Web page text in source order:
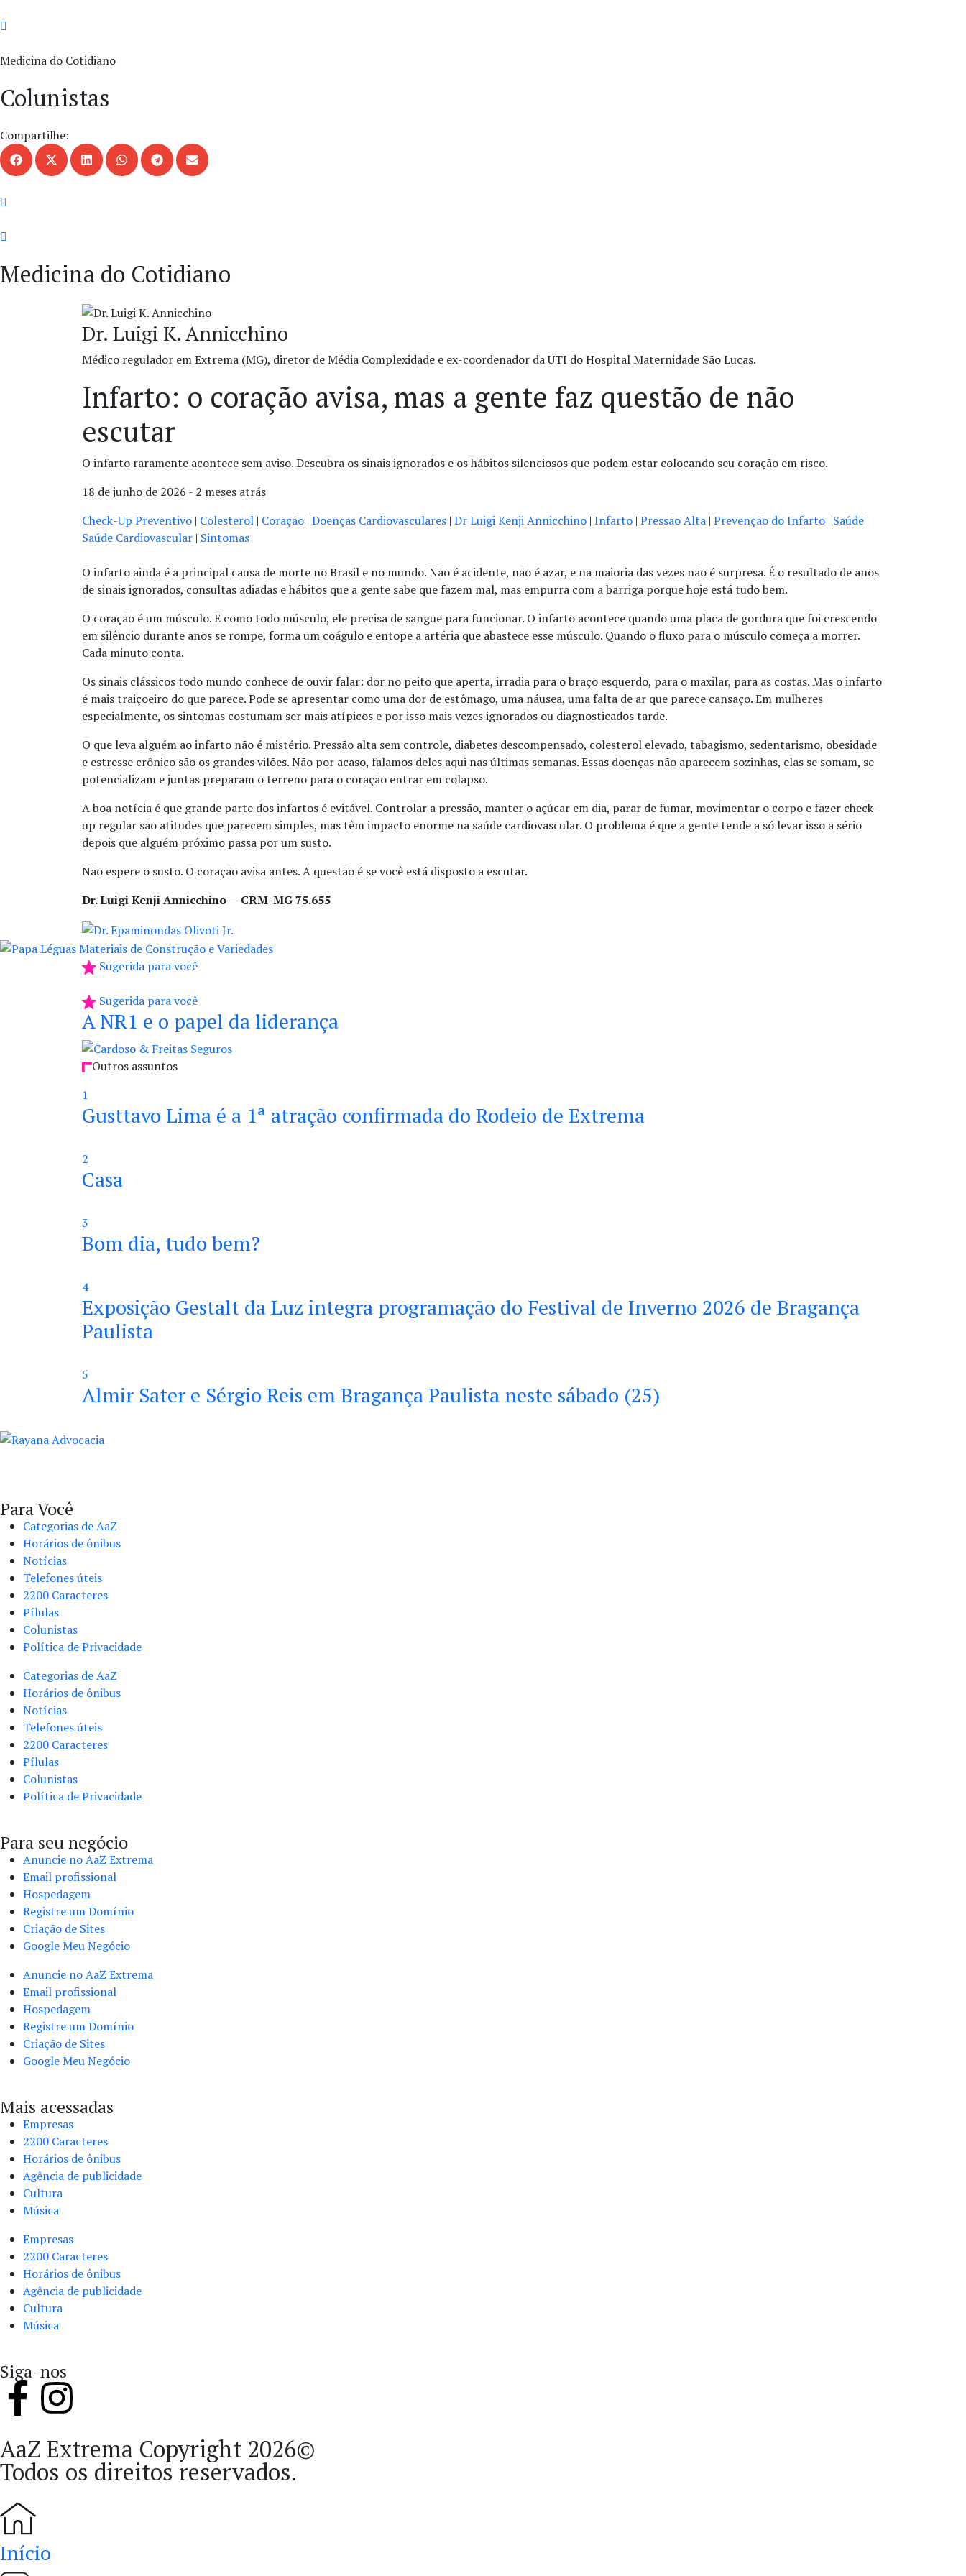
Medicina do Cotidiano
Colunistas
Compartilhe:
Medicina do Cotidiano
Dr. Luigi K. Annicchino
Médico regulador em Extrema (MG), diretor de Média Complexidade e ex-coordenador da UTI do Hospital Maternidade São Lucas.
Infarto: o coração avisa, mas a gente faz questão de não
escutar
O infarto raramente acontece sem aviso. Descubra os sinais ignorados e os hábitos silenciosos que podem estar colocando seu coração em risco.
18 de junho de 2026 - 2 meses atrás
Check-Up Preventivo | Colesterol | Coração | Doenças Cardiovasculares | Dr Luigi Kenji Annicchino | Infarto | Pressão Alta | Prevenção do Infarto | Saúde |
Saúde Cardiovascular | Sintomas
O infarto ainda é a principal causa de morte no Brasil e no mundo. Não é acidente, não é azar, e na maioria das vezes não é surpresa. É o resultado de anos
de sinais ignorados, consultas adiadas e hábitos que a gente sabe que fazem mal, mas empurra com a barriga porque hoje está tudo bem.
O coração é um músculo. E como todo músculo, ele precisa de sangue para funcionar. O infarto acontece quando uma placa de gordura que foi crescendo
em silêncio durante anos se rompe, forma um coágulo e entope a artéria que abastece esse músculo. Quando o fluxo para o músculo começa a morrer.
Cada minuto conta.
Os sinais clássicos todo mundo conhece de ouvir falar: dor no peito que aperta, irradia para o braço esquerdo, para o maxilar, para as costas. Mas o infarto
é mais traiçoeiro do que parece. Pode se apresentar como uma dor de estômago, uma náusea, uma falta de ar que parece cansaço. Em mulheres
especialmente, os sintomas costumam ser mais atípicos e por isso mais vezes ignorados ou diagnosticados tarde.
O que leva alguém ao infarto não é mistério. Pressão alta sem controle, diabetes descompensado, colesterol elevado, tabagismo, sedentarismo, obesidade
e estresse crônico são os grandes vilões. Não por acaso, falamos deles aqui nas últimas semanas. Essas doenças não aparecem sozinhas, elas se somam, se
potencializam e juntas preparam o terreno para o coração entrar em colapso.
A boa notícia é que grande parte dos infartos é evitável. Controlar a pressão, manter o açúcar em dia, parar de fumar, movimentar o corpo e fazer check-
up regular são atitudes que parecem simples, mas têm impacto enorme na saúde cardiovascular. O problema é que a gente tende a só levar isso a sério
depois que alguém próximo passa por um susto.
Não espere o susto. O coração avisa antes. A questão é se você está disposto a escutar.
Dr. Luigi Kenji Annicchino — CRM-MG 75.655
Sugerida para você
Sugerida para você
A NR1 e o papel da liderança
Outros assuntos
1
Gusttavo Lima é a 1ª atração confirmada do Rodeio de Extrema
2
Casa
3
Bom dia, tudo bem?
4
Exposição Gestalt da Luz integra programação do Festival de Inverno 2026 de Bragança
Paulista
5
Almir Sater e Sérgio Reis em Bragança Paulista neste sábado (25)
Para Você
Categorias de AaZ
Horários de ônibus
Notícias
Telefones úteis
2200 Caracteres
Pílulas
Colunistas
Política de Privacidade
Categorias de AaZ
Horários de ônibus
Notícias
Telefones úteis
2200 Caracteres
Pílulas
Colunistas
Política de Privacidade
Para seu negócio​
Anuncie no AaZ Extrema
Email profissional
Hospedagem
Registre um Domínio
Criação de Sites
Google Meu Negócio
Anuncie no AaZ Extrema
Email profissional
Hospedagem
Registre um Domínio
Criação de Sites
Google Meu Negócio
Mais acessadas
Empresas
2200 Caracteres
Horários de ônibus
Agência de publicidade
Cultura
Música
Empresas
2200 Caracteres
Horários de ônibus
Agência de publicidade
Cultura
Música
Siga-nos
AaZ Extrema Copyright 2026©
Todos os direitos reservados.
Início